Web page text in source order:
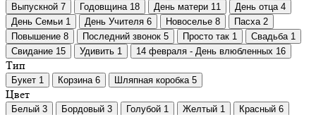
Выпускной 7 Годовщина 18 День матери 11 День отца 4
День Семьи 1 День Учителя 6 Новоселье 8 Пасха 2
Повышение 8 Последний звонок 5 Просто так 1 Свадьба 1
Свидание 15 Удивить 1 14 февраля - День влюбленных 16
Тип
Букет 1 Корзина 6 Шляпная коробка 5
Цвет
Белый 3 Бордовый 3 Голубой 1 Желтый 1 Красный 6